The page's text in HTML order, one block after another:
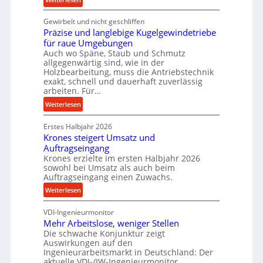
c
b
e
i
m
D
r
ü
c
k
p
r
o
z
e
s
s
K
u
g
e
l
g
e
w
i
n
e
t
r
i
e
b
u
n
d
H
y
d
Gewirbelt und nicht geschliffen
Präzise und langlebige Kugelgewindetriebe
für raue Umgebungen
Auch wo Späne, Staub und Schmutz
allgegenwärtig sind, wie in der
Holzbearbeitung, muss die Antriebstechnik
exakt, schnell und dauerhaft zuverlässig
arbeiten. Für…
Weiterlesen:
P
r
ä
z
i
s
e
u
n
d
l
a
n
g
Erstes Halbjahr 2026
Krones steigert Umsatz und
Auftragseingang
Krones erzielte im ersten Halbjahr 2026
sowohl bei Umsatz als auch beim
Auftragseingang einen Zuwachs.
Weiterlesen:
K
r
o
n
e
s
VDI-Ingenieurmonitor
Mehr Arbeitslose, weniger Stellen
Die schwache Konjunktur zeigt
Auswirkungen auf den
Ingenieurarbeitsmarkt in Deutschland: Der